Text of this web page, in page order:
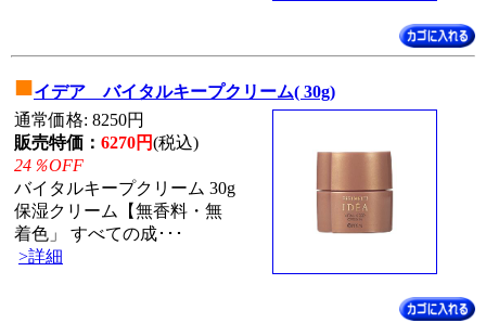
■イデア バイタルキープクリーム( 30g)
通常価格: 8250円
販売特価： 6270円(税込)
24％OFF
バイタルキープクリーム 30g
保湿クリーム【無香料・無
着色」 すべての成･･･
>詳細